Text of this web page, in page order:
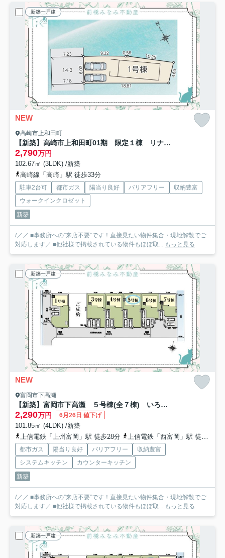
新築一戸建
NEW
高崎市上和田町
【新築】高崎市上和田町01期 限定１棟 リナージュ 新築建売
2,790万円
102.67㎡ (3LDK) /新築
高崎線「高崎」駅 徒歩33分
駐車2台可 都市ガス 陽当り良好 バリアフリー
収納豊富
ウォークインクロゼット
新築
/／／ ■事務所への”来店不要”です！直接見たい物件集合・現地解散でご
対応します／ ■他社様で掲載されている物件もほぼ取...
もっと見る
新築一戸建
NEW
富岡市下高瀬
【新築】富岡市下高瀬 ５号棟(全７棟) いろどりアイタウン 新築建売分譲
2,290万円 6月26日 値下げ
101.85㎡ (4LDK) /新築
上信電鉄「上州富岡」駅 徒歩28分
上信電鉄「西富岡」駅 徒歩19分
都市ガス 陽当り良好 バリアフリー
収納豊富
システムキッチン
カウンターキッチン
新築
/／／ ■事務所への”来店不要”です！直接見たい物件集合・現地解散でご
対応します／ ■他社様で掲載されている物件もほぼ取...
もっと見る
新築一戸建